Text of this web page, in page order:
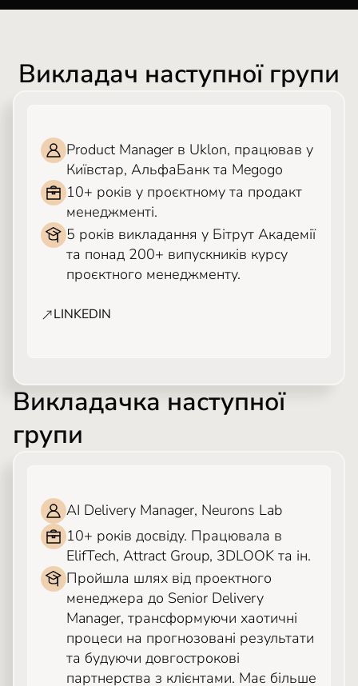
Викладач наступної групи
Product Manager в Uklon, працював у
Київстар, АльфаБанк та Megogo
10+ років у проєктному та продакт
менеджменті.
5 років викладання у Бітрут Академії
та понад 200+ випускників курсу
проєктного менеджменту.
LINKEDIN
Викладачка наступної
групи
AI Delivery Manager, Neurons Lab
10+ років досвіду. Працювала в
ElifTech, Attract Group, 3DLOOK та ін.
Пройшла шлях від проектного
менеджера до Senior Delivery
Manager, трансформуючи хаотичні
процеси на прогнозовані результати
та будуючи довгострокові
партнерства з клієнтами. Має більше